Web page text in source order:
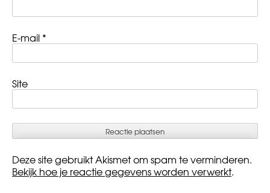
E-mail *
Site
Deze site gebruikt Akismet om spam te verminderen.
Bekijk hoe je reactie gegevens worden verwerkt.